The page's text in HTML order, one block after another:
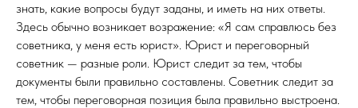
знать, какие вопросы будут заданы, и иметь на них ответы.
Здесь обычно возникает возражение: «Я сам справлюсь без
советника, у меня есть юрист». Юрист и переговорный
советник — разные роли. Юрист следит за тем, чтобы
документы были правильно составлены. Советник следит за
тем, чтобы переговорная позиция была правильно выстроена.